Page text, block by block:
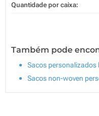
Quantidade por caixa:
Também pode
Sacos personalizados
Sacos non-woven